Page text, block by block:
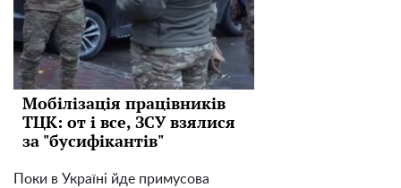
Мобілізація працівників
ТЦК: от і все, ЗСУ взялися
за "бусифікантів"
Поки в Україні йде примусова